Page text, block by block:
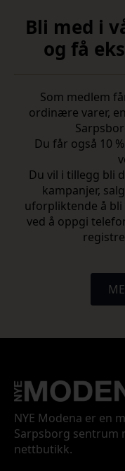
Bli med i
og få
Som medlem
ordinære varer,
Du får også 10
Du vil i tillegg bli
kampanjer,
uforpliktende å bli
ved å oppgi
NYE Modena er en
Sarpsborg sentrum
nettbutikk.